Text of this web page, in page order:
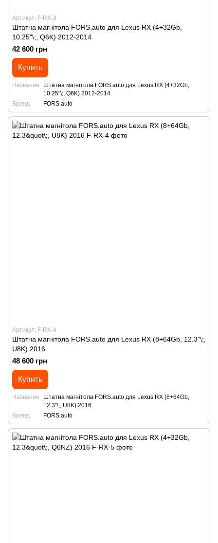
Артикул: F-RX-3
Штатна магнітола FORS.auto для Lexus RX (4+32Gb,
10.25"\;, Q6K) 2012-2014
42 600 грн
Купить
Название
Штатна магнітола FORS.auto для Lexus RX (4+32Gb,
10.25"\;, Q6K) 2012-2014
Бренд
FORS.auto
Артикул: F-RX-4
Штатна магнітола FORS.auto для Lexus RX (8+64Gb, 12.3"\;,
U8K) 2016
48 600 грн
Купить
Название
Штатна магнітола FORS.auto для Lexus RX (8+64Gb,
12.3"\;, U8K) 2016
Бренд
FORS.auto